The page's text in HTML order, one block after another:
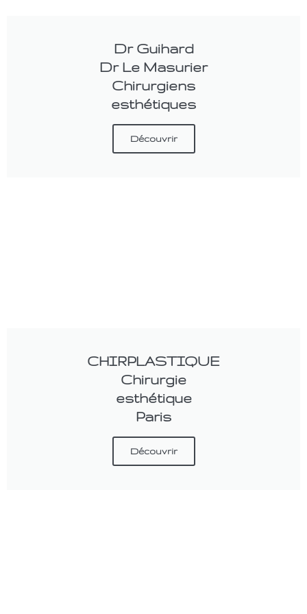
Dr Guihard
Dr Le Masurier
Chirurgiens
esthétiques
Découvrir
CHIRPLASTIQUE
Chirurgie
esthétique
Paris
Découvrir